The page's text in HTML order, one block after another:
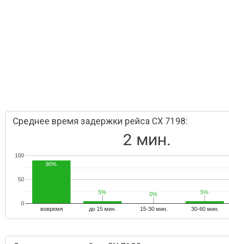
Среднее время задержки рейса CX 7198:
2 мин.
вовремя до 15 мин. 15-30 мин. 30-60 мин.
0
50
100
90%
5%
5% 0%
0% 5%
5%